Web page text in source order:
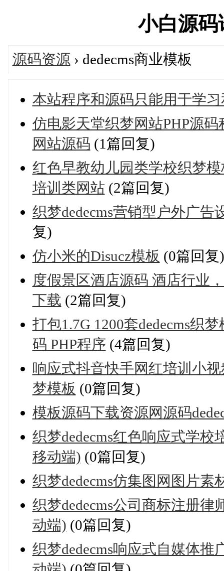
小白源
源码资源 › dedecms商业模板
本站程序和源码只能用于学
仿电影天堂织梦网站PHP源码
网站源码 (1篇回复)
红色早教幼儿园类学校织梦
培训类网站 (2篇回复)
织梦dedecms营销型户外广
复)
仿小米的Disucz模板 (0篇回复)
度假景区酒店源码 酒店行业
下载 (2篇回复)
打包1.7G 1200套dedecms织
码 PHP程序 (4篇回复)
响应式抖音快手网红培训小
梦模板 (0篇回复)
模板源码下载资源网源码
织梦dedecms红色响应式学
移动端) (0篇回复)
织梦dedecms仿集图网图片素
织梦dedecms公司商标注册
动端) (0篇回复)
织梦dedecms响应式自媒体